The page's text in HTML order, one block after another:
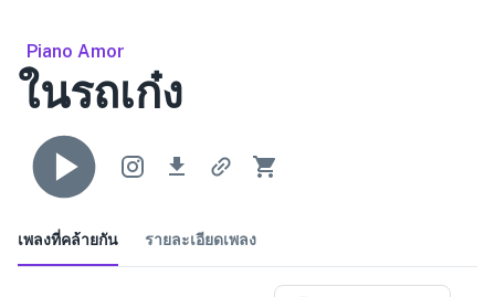
Piano Amor
ในรถเก๋ง
เพลงที่คล้ายกัน รายละเอียดเพลง